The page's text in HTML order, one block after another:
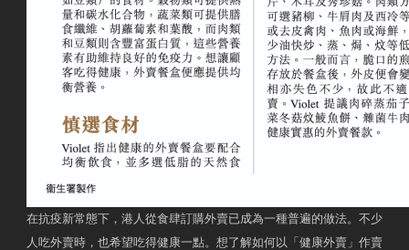
在抗疫新常態下，港人從食肆訂購外賣已成為一種普遍的做法。不少
人吃外賣時，也希望吃得健康一點。想了解如何以「健康外賣」作賣